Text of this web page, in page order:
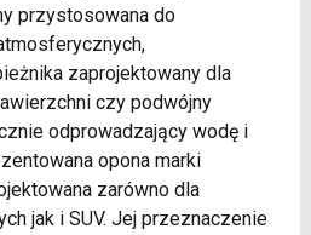
przystosowana do
zaprojektowany dla
czy podwójny
odprowadzający wodę i
opona marki
zarówno dla
jak i SUV. Jej przeznaczenie